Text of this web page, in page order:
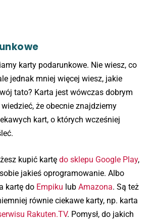
karty podarunkowe. Nie wiesz, co
jednak mniej więcej wiesz, jakie
tato? Karta jest wówczas dobrym
że obecnie znajdziemy
kart, o których wcześniej
kupić kartę do sklepu Google Play,
jakieś oprogramowanie. Albo
kartę do Empiku lub Amazona. Są też
równie ciekawe karty, np. karta
Rakuten.TV. Pomysł, do jakich